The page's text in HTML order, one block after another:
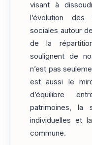
visant à
l’évolution
sociales autour
de la
soulignent de
n’est pas
est aussi le
d’équilibre
patrimoines, la
individuelles et
commune.